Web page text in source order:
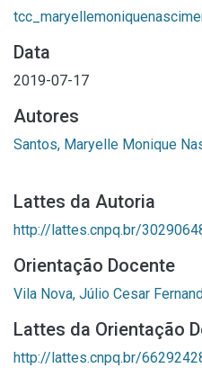
Data
2019-07-17
Autores
Santos, Maryelle Monique
Lattes da Autoria
http://lattes.cnpq.br/
Orientação Docente
Vila Nova, Júlio Cesar
Lattes da Orientação
http://lattes.cnpq.br/